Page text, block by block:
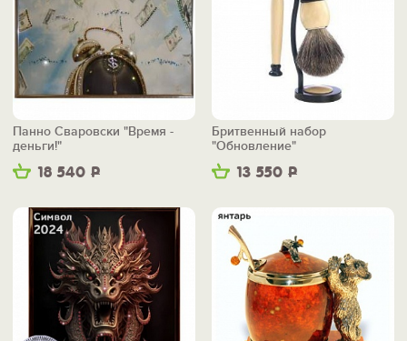
18 540 Р
Панно Сваровски "Время -
деньги!"
13 550 Р
Бритвенный набор
"Обновление"